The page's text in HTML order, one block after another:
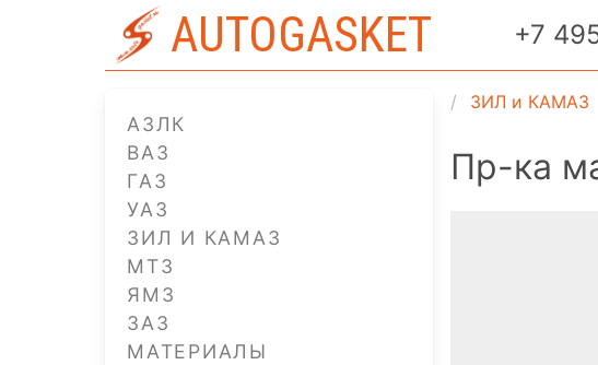
AUTOGASKET +7
АЗЛК
ВАЗ
ГАЗ
УАЗ
ЗИЛ И КАМАЗ
МТЗ
ЯМЗ
ЗАЗ
МАТЕРИАЛЫ
ЗИЛ и КАМАЗ
Пр-ка